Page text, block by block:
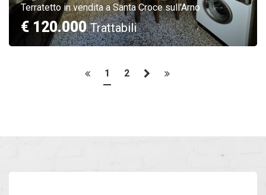
Terratetto in vendita a Santa Croce sull'Arno
€ 120.000Trattabili
1 2